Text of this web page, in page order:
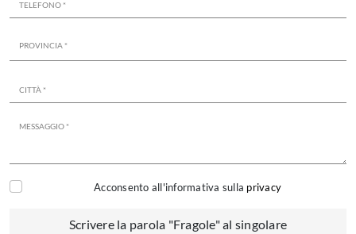
Acconsento all'informativa sulla privacy
Scrivere la parola "Fragole" al singolare